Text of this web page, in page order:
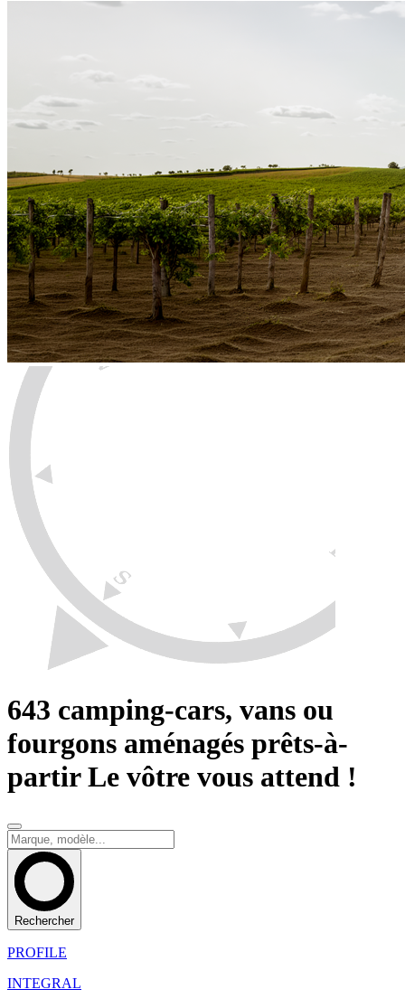
643 camping-cars, vans ou
fourgons aménagés prêts-à-
partir Le vôtre vous attend !
Rechercher
PROFILE
INTEGRAL